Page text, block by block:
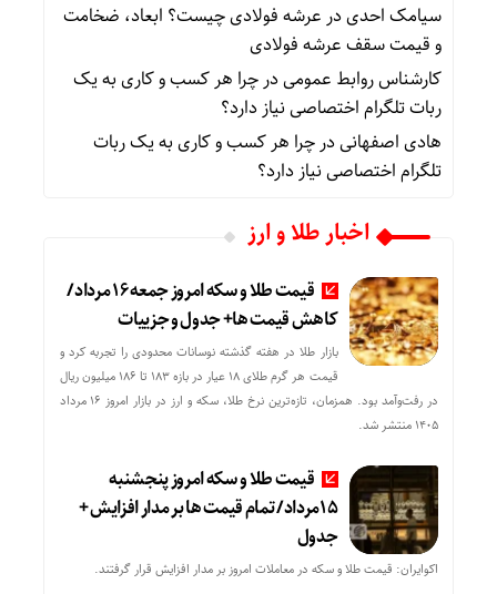
سیامک احدیدر عرشه فولادی چیست؟ ابعاد، ضخامت
و قیمت سقف عرشه فولادی
کارشناس روابط عمومیدرچرا هر کسب‌ و کاری به یک
ربات تلگرام اختصاصی نیاز دارد؟
هادی اصفهانیدرچرا هر کسب‌ و کاری به یک ربات
تلگرام اختصاصی نیاز دارد؟
اخبار طلا و ارز
قیمت طلا و سکه امروز جمعه ۱۶ مرداد/
کاهش قیمت ها+ جدول و جزییات
بازار طلا در هفته گذشته نوسانات محدودی را تجربه کرد و
قیمت هر گرم طلای ۱۸ عیار در بازه ۱۸۳ تا ۱۸۶ میلیون ریال
در رفت‌وآمد بود. همزمان، تازه‌ترین نرخ طلا، سکه و ارز در بازار امروز ۱۶ مرداد
۱۴۰۵ منتشر شد.
قیمت طلا و سکه امروز پنجشنبه
15مرداد/ تمام قیمت ها بر مدار افزایش +
جدول
اکوایران: قیمت طلا و سکه در معاملات امروز بر مدار افزایش قرار گرفتند.